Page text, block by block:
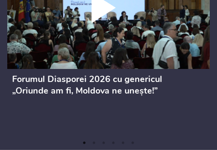
Forumul Diasporei 2026 cu genericul
„Oriunde am fi, Moldova ne unește!”